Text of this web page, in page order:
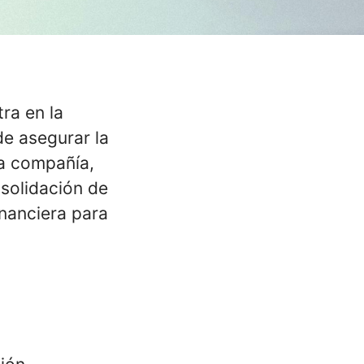
en la
asegurar la
compañía,
de
para